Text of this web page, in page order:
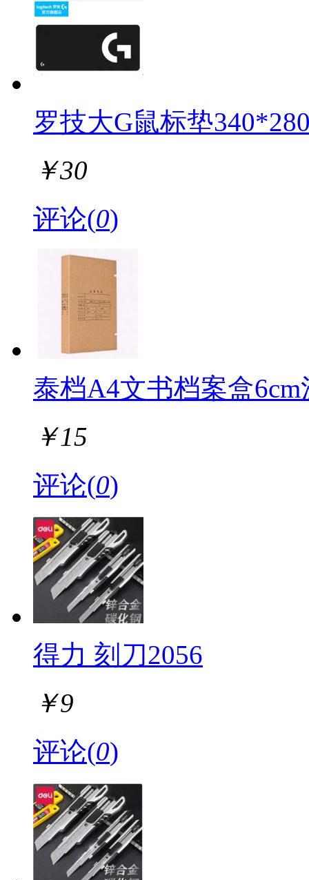
罗技大G鼠标垫
￥30
评论(0)
泰档A4文书档案盒
￥15
评论(0)
得力 刻刀2056
￥9
评论(0)